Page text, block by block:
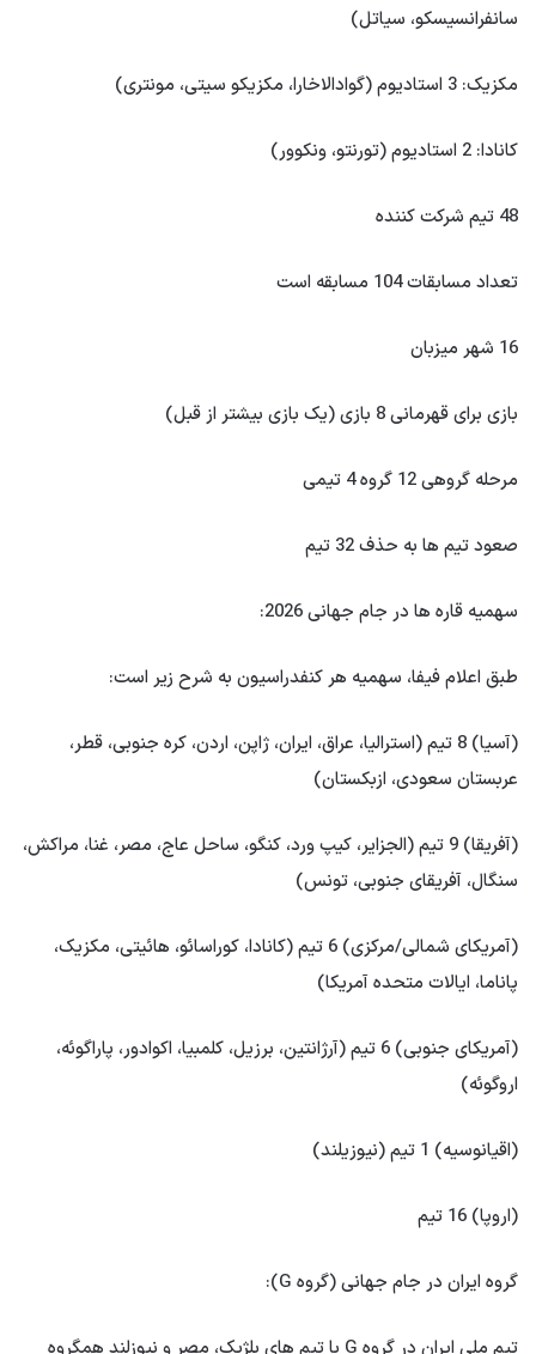
سانفرانسیسکو، سیاتل)
مکزیک: 3 استادیوم (گوادالاخارا، مکزیکو سیتی، مونتری)
کانادا: 2 استادیوم (تورنتو، ونکوور)
48 تیم شرکت کننده
تعداد مسابقات 104 مسابقه است
16 شهر میزبان
بازی برای قهرمانی 8 بازی (یک بازی بیشتر از قبل)
مرحله گروهی 12 گروه 4 تیمی
صعود تیم ها به حذف 32 تیم
سهمیه قاره ها در جام جهانی 2026:
طبق اعلام فیفا، سهمیه هر کنفدراسیون به شرح زیر است:
(آسیا) 8 تیم (استرالیا، عراق، ایران، ژاپن، اردن، کره جنوبی، قطر،
عربستان سعودی، ازبکستان)
(آفریقا) 9 تیم (الجزایر، کیپ ورد، کنگو، ساحل عاج، مصر، غنا، مراکش،
سنگال، آفریقای جنوبی، تونس)
(آمریکای شمالی/مرکزی) 6 تیم (کانادا، کوراسائو، هائیتی، مکزیک،
پاناما، ایالات متحده آمریکا)
(آمریکای جنوبی) 6 تیم (آرژانتین، برزیل، کلمبیا، اکوادور، پاراگوئه،
اروگوئه)
(اقیانوسیه) 1 تیم (نیوزیلند)
(اروپا) 16 تیم
گروه ایران در جام جهانی (گروه G):